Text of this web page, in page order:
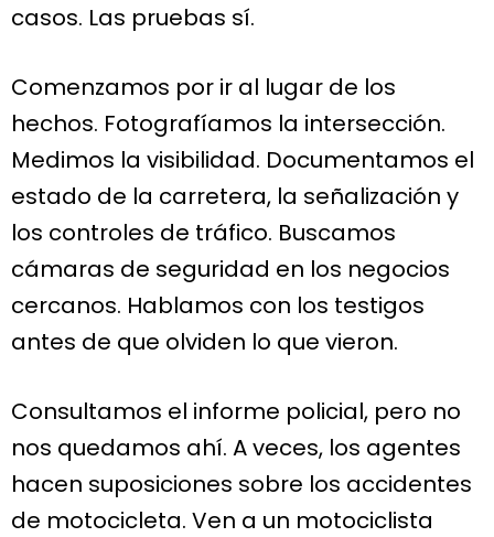
casos. Las pruebas sí.
Comenzamos por ir al lugar de los
hechos. Fotografíamos la intersección.
Medimos la visibilidad. Documentamos el
estado de la carretera, la señalización y
los controles de tráfico. Buscamos
cámaras de seguridad en los negocios
cercanos. Hablamos con los testigos
antes de que olviden lo que vieron.
Consultamos el informe policial, pero no
nos quedamos ahí. A veces, los agentes
hacen suposiciones sobre los accidentes
de motocicleta. Ven a un motociclista